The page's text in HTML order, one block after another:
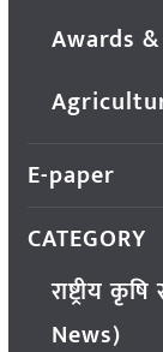
Awards
E-paper
CATEGORY
राष्ट्रीय
News)